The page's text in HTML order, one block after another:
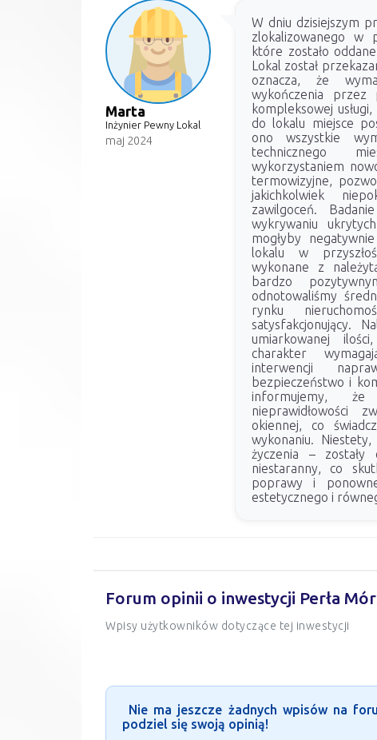
Marta
Inżynier Pewny Lokal
maj 2024
W dniu dzisiejszym
zlokalizowanego w
które zostało
Lokal został
oznacza, że
wykończenia przez
kompleksowej
do lokalu miejsce
ono wszystkie
technicznego
wykorzystaniem
termowizyjne,
jakichkolwiek
zawilgoceń.
wykrywaniu
mogłyby
lokalu w
wykonane z
bardzo
odnotowaliśmy
rynku
satysfakcjonujący.
umiarkowanej
charakter
interwencji
bezpieczeństwo i
informujemy,
nieprawidłowości
okiennej, co
wykonaniu.
życzenia –
niestaranny, co
poprawy i
estetycznego i
Forum opinii o inwestycji Perła
Wpisy użytkowników dotyczące tej inwestycji
Nie ma jeszcze żadnych wpisów na
podziel się swoją opinią!